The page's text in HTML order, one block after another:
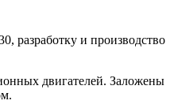
разработку и производство
двигателей. Заложены